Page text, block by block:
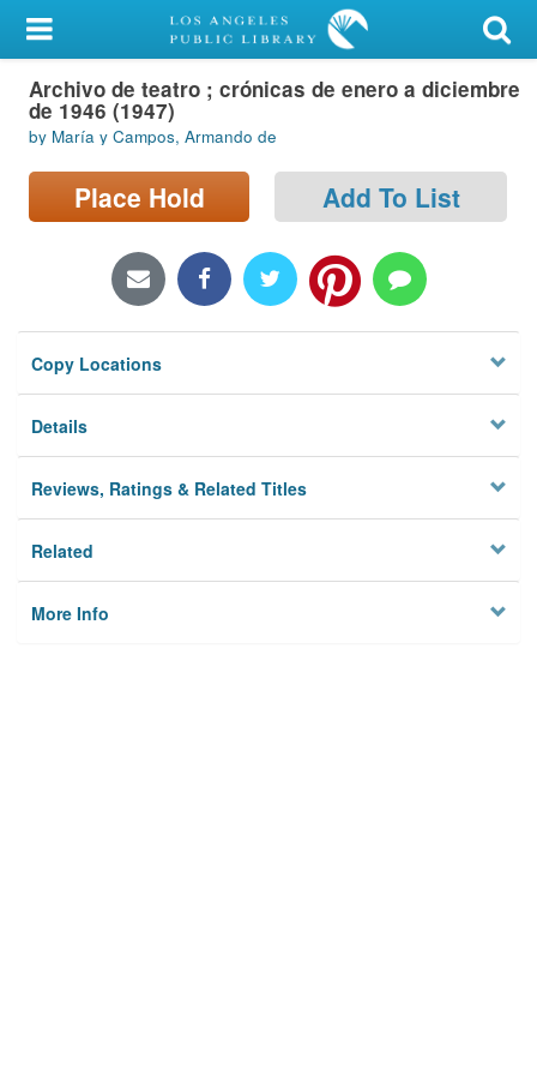
My Account
Library Card
Sign In
Search
Locations/Hours (external
Privacy
Archivo de teatro ; crónicas de enero a diciembre
de 1946 (1947)
by María y Campos, Armando de
Place Hold Add To List
Copy Locations
Details
Reviews, Ratings & Related Titles
Related
More Info